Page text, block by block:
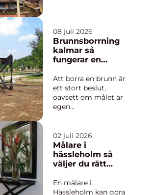
ansvar än många
andra projekt i
hemmet. Rätt
planering minskar
kostsamma misstag
och onödigt l...
08 juli 2026
Brunnsborrning
kalmar så
fungerar en
och energibrunn
Att borra en brunn är
ett stort beslut,
oavsett om målet är
egen
Kalmarregionen
spelar geologin,
klimatet och
avståndet till kusten
borrningen planeras.
Samtidigt handlar allt
02 juli 2026
Målare i
hässleholm så
väljer du rätt
hem och fasad
En målare i
Hässleholm kan göra